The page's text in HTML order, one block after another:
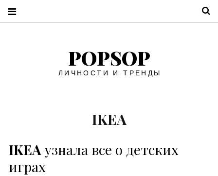
POPSOP
ЛИЧНОСТИ И ТРЕНДЫ
IKEA
IKEAузнала все о детских
играх